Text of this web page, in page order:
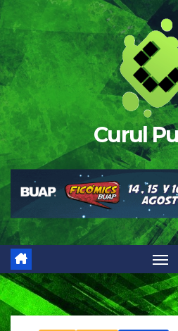
Saltar
al
contenido
Curul